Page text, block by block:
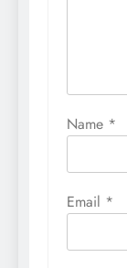
Name *
Email *